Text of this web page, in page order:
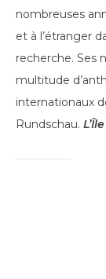
nombreuses
et à l’étranger
recherche. Ses
multitude
internationaux
Rundschau.